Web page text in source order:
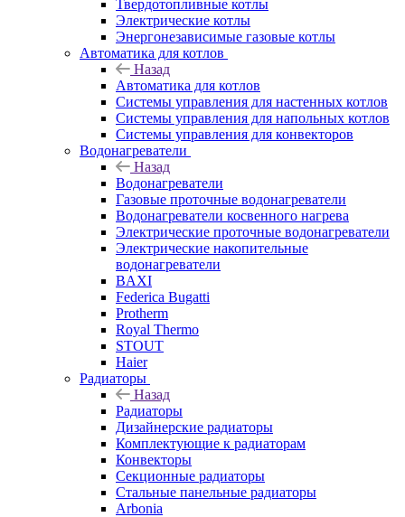
Твердотопливные котлы
Электрические котлы
Энергонезависимые газовые котлы
Автоматика для котлов
Назад
Автоматика для котлов
Системы управления для настенных котлов
Системы управления для напольных котлов
Системы управления для конвекторов
Водонагреватели
Назад
Водонагреватели
Газовые проточные водонагреватели
Водонагреватели косвенного нагрева
Электрические проточные водонагреватели
Электрические накопительные
водонагреватели
BAXI
Federica Bugatti
Protherm
Royal Thermo
STOUT
Haier
Радиаторы
Назад
Радиаторы
Дизайнерские радиаторы
Комплектующие к радиаторам
Конвекторы
Секционные радиаторы
Стальные панельные радиаторы
Arbonia